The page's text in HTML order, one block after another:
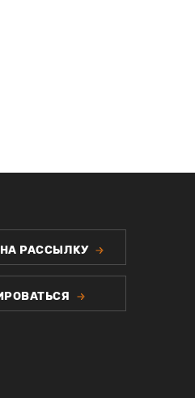
РАССЫЛКУ